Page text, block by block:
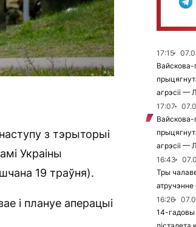
з тэрыторыі
Украіны
19 траўня).
і плануе аперацыі
17:15
Вайскова-
агрэсіі —
17:07
Вайскова-
агрэсіі —
16:43
Тры
16:26
14-гадовы